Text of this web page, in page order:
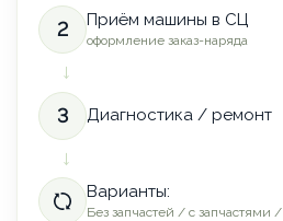
2 Приём машины в СЦ
оформление заказ-наряда
→
3 Диагностика / ремонт
→
Варианты:
Без запчастей / с запчастями